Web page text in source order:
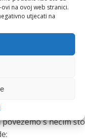
na ovoj web stranici.
utjecati na
poslovnih ručkova,
Čaša vode između
se i lakše pratiti
stvaraju
s nečim što